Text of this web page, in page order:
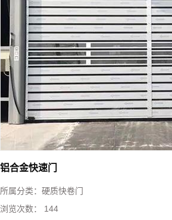
铝合金快速门
所属分类： 硬质快卷门
浏览次数：
144